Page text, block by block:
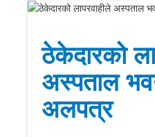
ठेकेदारको
अस्पताल
अलपत्र